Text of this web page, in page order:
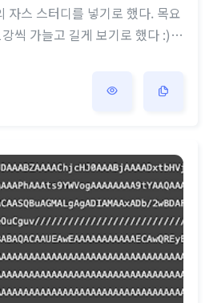
자스 스터디를 넣기로 했다. 목요
씩 가늘고 길게 보기로 했다 :) 2
를 기억한다. - 메모리는 데이터를
를 저장하거나 읽어들인다. - 각
를 갖는다. 10 위 예제의 숫자값
위치(메모리주소)에 기억(저장)